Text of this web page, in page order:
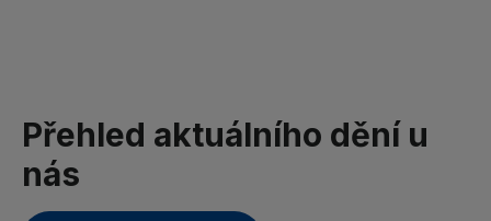
Přehled aktuálního dění u
nás